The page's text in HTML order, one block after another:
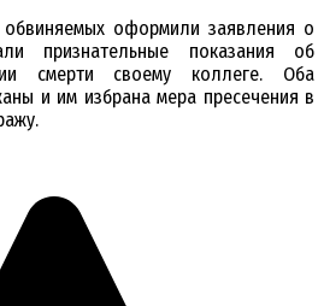
оформили заявления о
признательные показания об
смерти своему коллеге. Оба
и им избрана мера пресечения в